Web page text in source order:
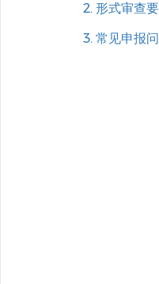
2. 形式审查
3. 常见申报